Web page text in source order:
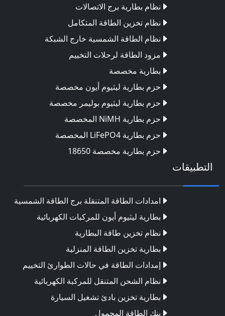
نظام بطارية برج الاتصالات
نظام تخزين الطاقة المتكامل
نظام الطاقة الشمسية خارج الشبكة
مزود الطاقة لرحلات التخييم
بطارية مخصصة
حزم بطارية ليثيوم أيون مخصصة
حزم بطارية ليثيوم بوليمر مخصصة
حزم بطارية NiMH المخصصة
حزم بطارية LiFePO4 المخصصة
حزم بطارية مخصصة 18650
التطبيقات
امدادات الطاقة المتنقلة برج الطاقة الشمسية
بطارية ليثيوم أيون للمركبات الكهربائية
نظام تخزين طاقة البطارية
بطارية تخزين الطاقة المنزلية
إمدادات الطاقة في حالات الطوارئ التخييم
نظام الشحن المتنقل للمركبة الكهربائية
بطارية تخزين بادئ تشغيل السيارة
بنك الطاقة المحمول